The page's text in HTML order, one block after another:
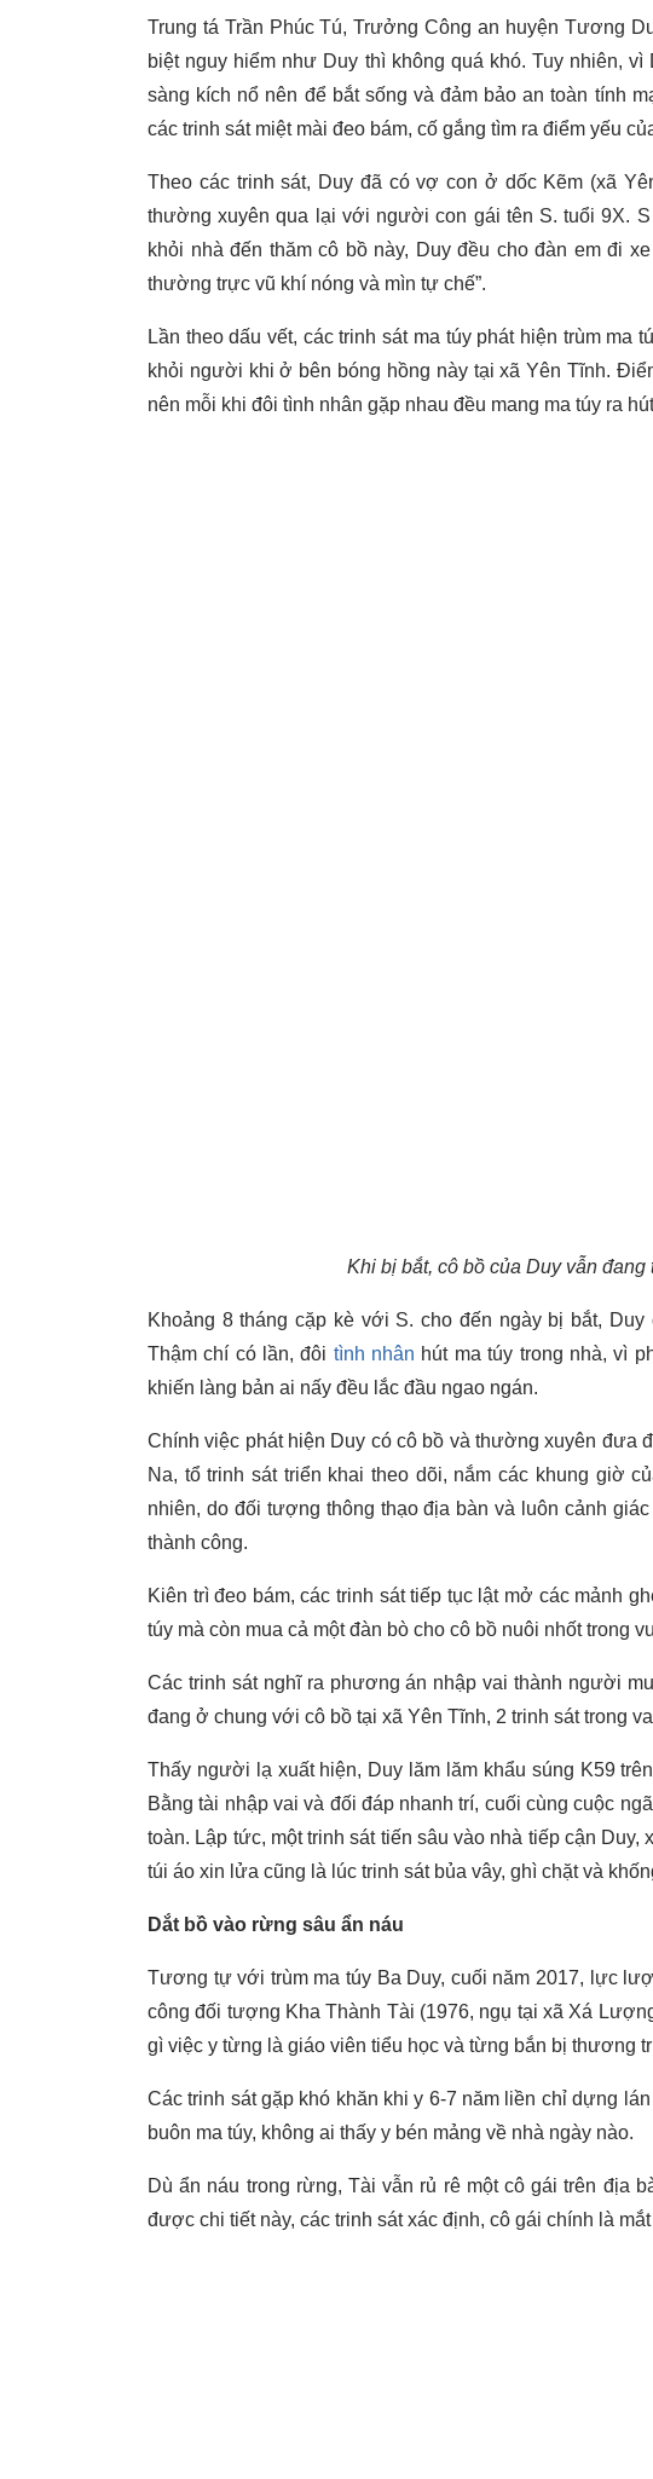
Trung tá Trần Phúc Tú, Trưởng Công an huyện Tương
biệt nguy hiểm như Duy thì không quá khó. Tuy nhiên,
sàng kích nổ nên để bắt sống và đảm bảo an toàn tính
các trinh sát miệt mài đeo bám, cố gắng tìm ra điểm yếu
Theo các trinh sát, Duy đã có vợ con ở dốc Kẽm (xã
thường xuyên qua lại với người con gái tên S. tuổi 9X.
khỏi nhà đến thăm cô bồ này, Duy đều cho đàn em đi
thường trực vũ khí nóng và mìn tự chế”.
Lần theo dấu vết, các trinh sát ma túy phát hiện trùm
khỏi người khi ở bên bóng hồng này tại xã Yên Tĩnh.
nên mỗi khi đôi tình nhân gặp nhau đều mang ma túy ra
Khi bị bắt, cô bồ của Duy vẫn đang
Khoảng 8 tháng cặp kè với S. cho đến ngày bị bắt,
Thậm chí có lần, đôi tình nhân hút ma túy trong nhà, vì
khiến làng bản ai nấy đều lắc đầu ngao ngán.
Chính việc phát hiện Duy có cô bồ và thường xuyên đưa
Na, tổ trinh sát triển khai theo dõi, nắm các khung giờ
nhiên, do đối tượng thông thạo địa bàn và luôn cảnh
thành công.
Kiên trì đeo bám, các trinh sát tiếp tục lật mở các mảnh
túy mà còn mua cả một đàn bò cho cô bồ nuôi nhốt trong
Các trinh sát nghĩ ra phương án nhập vai thành người
đang ở chung với cô bồ tại xã Yên Tĩnh, 2 trinh sát trong
Thấy người lạ xuất hiện, Duy lăm lăm khẩu súng K59
Bằng tài nhập vai và đối đáp nhanh trí, cuối cùng cuộc
toàn. Lập tức, một trinh sát tiến sâu vào nhà tiếp cận
túi áo xin lửa cũng là lúc trinh sát bủa vây, ghì chặt và
Dắt bồ vào rừng sâu ẩn náu
Tương tự với trùm ma túy Ba Duy, cuối năm 2017, lực
công đối tượng Kha Thành Tài (1976, ngụ tại xã Xá
gì việc y từng là giáo viên tiểu học và từng bắn bị thương
Các trinh sát gặp khó khăn khi y 6-7 năm liền chỉ dựng
buôn ma túy, không ai thấy y bén mảng về nhà ngày nào.
Dù ẩn náu trong rừng, Tài vẫn rủ rê một cô gái trên địa
được chi tiết này, các trinh sát xác định, cô gái chính là